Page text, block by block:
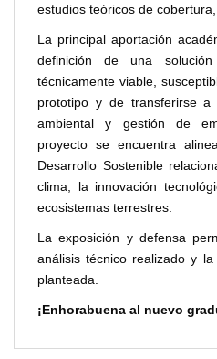
estudios teóricos de
La principal aportación
definición de una
técnicamente viable,
prototipo y de transferirse a
ambiental y gestión de
proyecto se encuentra
Desarrollo Sostenible
clima, la innovación
ecosistemas terrestres.
La exposición y defensa
análisis técnico realizado y
planteada.
¡Enhorabuena al nuevo